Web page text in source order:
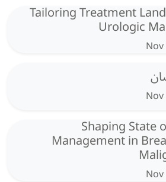
Tailoring Treatment
Urologic
Shaping State
Management in